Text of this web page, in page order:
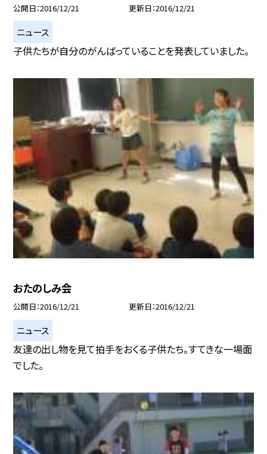
公開日 2016/12/21 更新日 2016/12/21
ニュース
子供たちが自分のがんばっていることを発表していました。
おたのしみ会
公開日 2016/12/21 更新日 2016/12/21
ニュース
友達の出し物を見て拍手をおくる子供たち。すてきな一場面
でした。